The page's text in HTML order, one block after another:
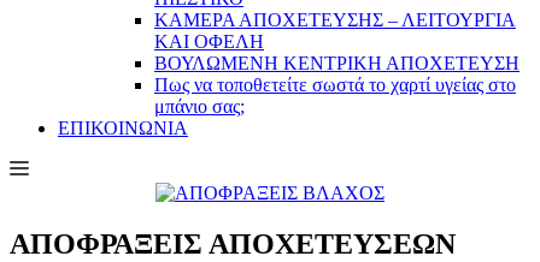
ΚΑΜΕΡΑ ΑΠΟΧΕΤΕΥΣΗΣ – ΛΕΙΤΟΥΡΓΙΑ
ΚΑΙ ΟΦΕΛΗ
ΒΟΥΛΩΜΕΝΗ ΚΕΝΤΡΙΚΗ ΑΠΟΧΕΤΕΥΣΗ
Πως να τοποθετείτε σωστά το χαρτί υγείας στο
μπάνιο σας;
ΕΠΙΚΟΙΝΩΝΙΑ
ΑΠΟΦΡΑΞΕΙΣ ΑΠΟΧΕΤΕΥΣΕΩΝ